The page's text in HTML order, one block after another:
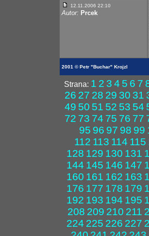
12.11.2006 22:10
Autor: Prcek
2001 © Petr "Buchar" Krojzl
Strana: 1 2 3 4 5 6 7
26 27 28 29 30 31
49 50 51 52 53 54
72 73 74 75 76 77
95 96 97 98 99
112 113 114 115
128 129 130 131
144 145 146 147
160 161 162 163
176 177 178 179
192 193 194 195
208 209 210 211
224 225 226 227